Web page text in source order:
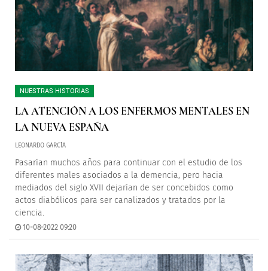
NUESTRAS HISTORIAS
LA ATENCIÓN A LOS ENFERMOS MENTALES EN
LA NUEVA ESPAÑA
LEONARDO GARCÍA
Pasarían muchos años para continuar con el estudio de los
diferentes males asociados a la demencia, pero hacia
mediados del siglo XVII dejarían de ser concebidos como
actos diabólicos para ser canalizados y tratados por la
ciencia.
10-08-2022 09:20